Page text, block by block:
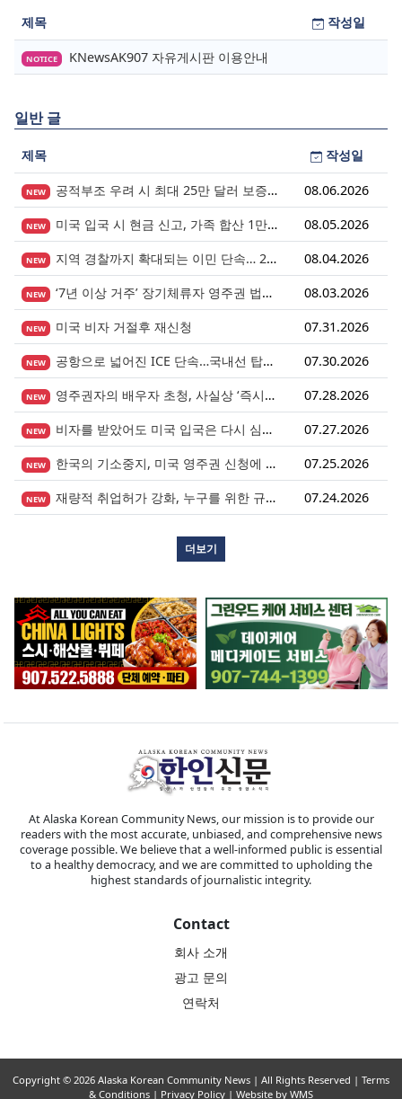
제목 작성일
NOTICE KNewsAK907 자유게시판 이용안내
일반 글
제목 작성일
NEW 공적부조 우려 시 최대 25만 달러 보증금? 영주권 심사의 새로운 변수 08.06.2026
NEW 미국 입국 시 현금 신고, 가족 합산 1만 달러가 기준입니다. 08.05.2026
NEW 지역 경찰까지 확대되는 이민 단속… 287(g) 프로그램의 대대적 확장 08.04.2026
NEW ‘7년 이상 거주’ 장기체류자 영주권 법안 재추진… 현실화될 수 있을까? 08.03.2026
NEW 미국 비자 거절후 재신청 07.31.2026
NEW 공항으로 넓어진 ICE 단속…국내선 탑승도 더 이상 안전지대 아니다. 07.30.2026
NEW 영주권자의 배우자 초청, 사실상 ‘즉시 진행’ 시대 열렸다. 07.28.2026
NEW 비자를 받았어도 미국 입국은 다시 심사받습니다. 07.27.2026
NEW 한국의 기소중지, 미국 영주권 신청에 어떤 영향을 미칠까? 07.25.2026
NEW 재량적 취업허가 강화, 누구를 위한 규정인가? 07.24.2026
더보기
At Alaska Korean Community News, our mission is to provide our
readers with the most accurate, unbiased, and comprehensive news
coverage possible. We believe that a well-informed public is essential
to a healthy democracy, and we are committed to upholding the
highest standards of journalistic integrity.
Contact
회사 소개
광고 문의
연락처
Copyright © 2026 Alaska Korean Community News | All Rights Reserved | Terms
& Conditions | Privacy Policy | Website by WMS